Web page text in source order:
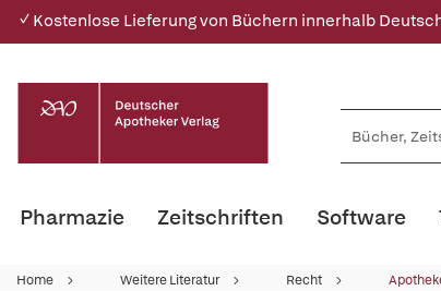
✓ Kostenlose Lieferung von Büchern innerhalb
Pharmazie Zeitschriften Software
Home Weitere Literatur Recht